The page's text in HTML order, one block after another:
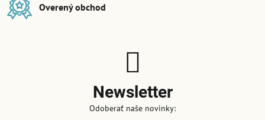
Overený obchod
Newsletter
Odoberať naše novinky: